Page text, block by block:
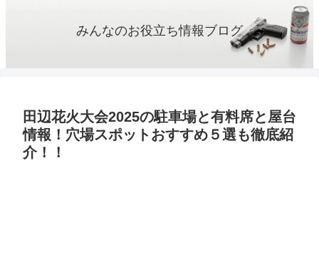
みんなのお役立ち情報ブログ
田辺花火大会2025の駐車場と有料席と屋台
情報！穴場スポットおすすめ５選も徹底紹
介！！